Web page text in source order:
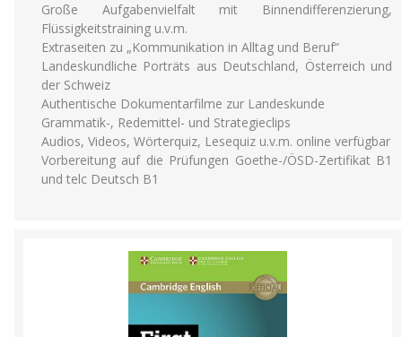
Große Aufgabenvielfalt mit Binnendifferenzierung,
Flüssigkeitstraining u.v.m.
Extraseiten zu „Kommunikation in Alltag und Beruf“
Landeskundliche Porträts aus Deutschland, Österreich und
der Schweiz
Authentische Dokumentarfilme zur Landeskunde
Grammatik-, Redemittel- und Strategieclips
Audios, Videos, Wörterquiz, Lesequiz u.v.m. online verfügbar
Vorbereitung auf die Prüfungen Goethe-/ÖSD-Zertifikat B1
und telc Deutsch B1